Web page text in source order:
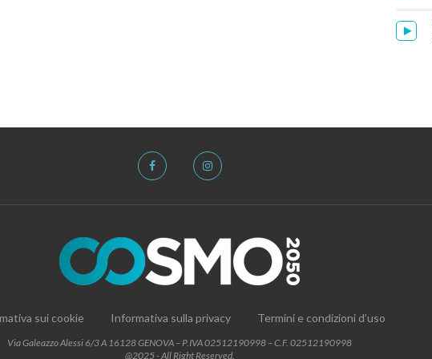
sui cookie Informativa sulla privacy Termini e condizioni d’uso
Via Galeazzo Alessi 6/3 A 16128 GENOVA – P.IVA 02512190998 – C.F. 02512190998
@2025 - All Right Reserved.